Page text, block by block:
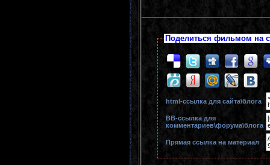
Поделиться фильмом на
html-cсылка для сайта\блога
BB-cсылка для
комментариев\форума\блога
Прямая ссылка на материал